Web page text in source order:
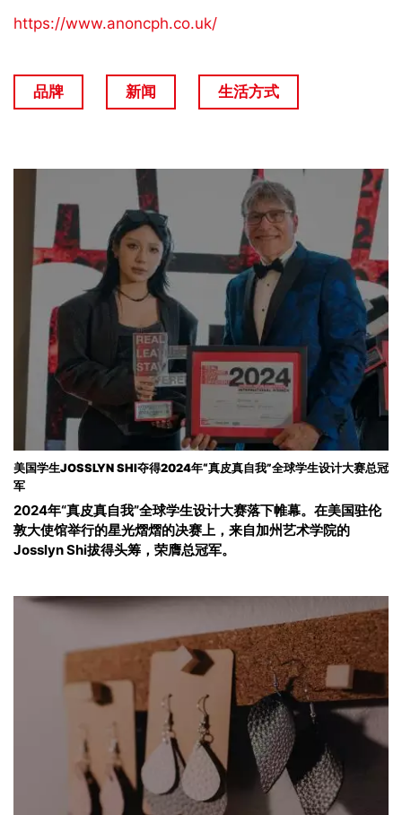
https://www.anoncph.co.uk/
品牌 新闻 生活方式
美国学生JOSSLYN SHI夺得2024年“真皮真自我”全球学生设计大赛总冠
军
2024年“真皮真自我”全球学生设计大赛落下帷幕。在美国驻伦
敦大使馆举行的星光熠熠的决赛上，来自加州艺术学院的
Josslyn Shi拔得头筹，荣膺总冠军。